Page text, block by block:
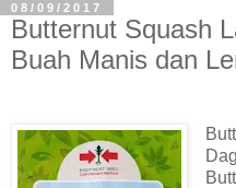
08/09/2017
Butternut Squash
Buah Manis dan